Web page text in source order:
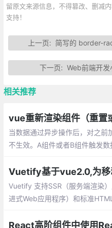
留原文来源信息，不得篡改、删减
支持！
上一页: 简写的 border-
下一页:Web前端开
相关推荐
vue重新渲染组件（重置
当数据通过异步操作后，对之
不生效。A组件或者B组件触发
Vuetify 支持SSR（服务端渲染
页应用程序）,PWA（渐进式
框架，试图推动前端开发发展到
React高阶组件中使用